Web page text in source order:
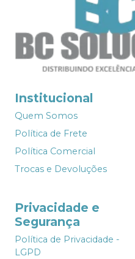
Institucional
Quem Somos
Política de Frete
Política Comercial
Trocas e Devoluções
Privacidade e
Segurança
Política de Privacidade -
LGPD